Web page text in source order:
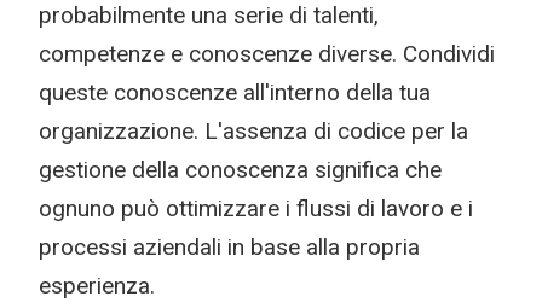
probabilmente una serie di talenti,
competenze e conoscenze diverse. Condividi
queste conoscenze all'interno della tua
organizzazione. L'assenza di codice per la
gestione della conoscenza significa che
ognuno può ottimizzare i flussi di lavoro e i
processi aziendali in base alla propria
esperienza.